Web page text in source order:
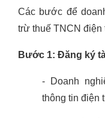
Các bước để
trừ thuế TNCN điện
Bước 1: Đăng ký
- Doanh
thông tin điện